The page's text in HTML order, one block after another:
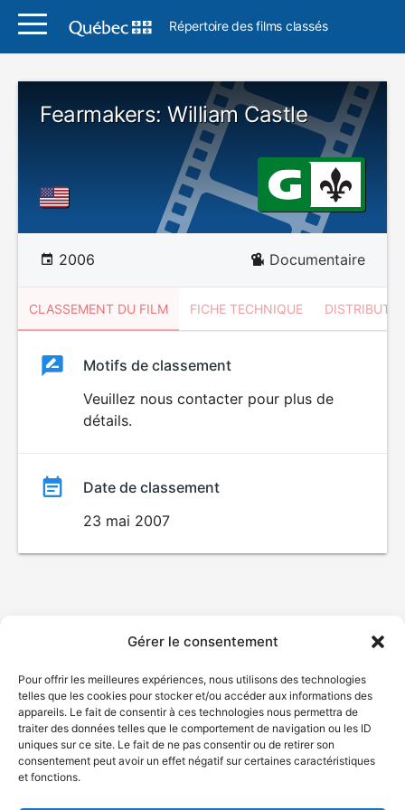
Gérer le consentement
Pour offrir les meilleures expériences, nous utilisons des technologies
telles que les cookies pour stocker et/ou accéder aux informations des
appareils. Le fait de consentir à ces technologies nous permettra de
traiter des données telles que le comportement de navigation ou les ID
uniques sur ce site. Le fait de ne pas consentir ou de retirer son
consentement peut avoir un effet négatif sur certaines caractéristiques
et fonctions.
Répertoire des films classés
Fearmakers: William Castle
2006 Documentaire
CLASSEMENT DU FILM FICHE TECHNIQUE
ClassementClassement
Motifs de classement
Veuillez nous contacter pour plus de
détails.
Date de classement
23 mai 2007